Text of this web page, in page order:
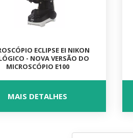
ECLIPSE EI NIKON
- NOVA VERSÃO DO
MICROSCÓPIO E100
MAIS DETALHES